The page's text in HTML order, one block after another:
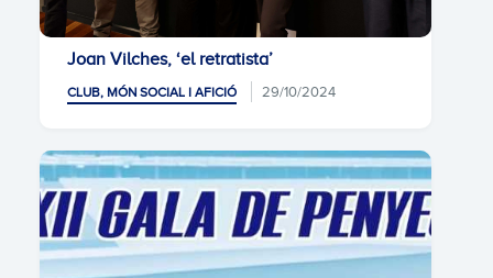
Joan Vilches, ‘el retratista’
CLUB, MÓN SOCIAL I AFICIÓ 29/10/2024